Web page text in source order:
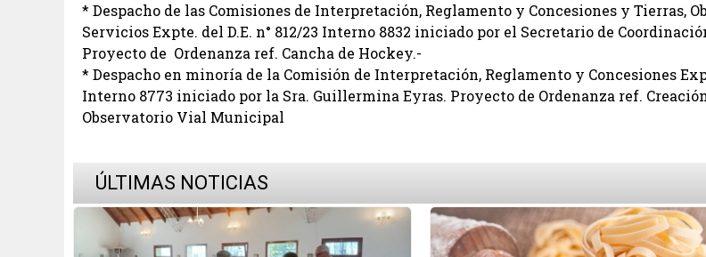
* Despacho de las Comisiones de Interpretación, Reglamento y Concesiones y Tierras,
Servicios Expte. del D.E. n° 812/23 Interno 8832 iniciado por el Secretario de
Proyecto de Ordenanza ref. Cancha de Hockey.-
* Despacho en minoría de la Comisión de Interpretación, Reglamento y Concesiones
Interno 8773 iniciado por la Sra. Guillermina Eyras. Proyecto de Ordenanza ref.
Observatorio Vial Municipal
ÚLTIMAS NOTICIAS